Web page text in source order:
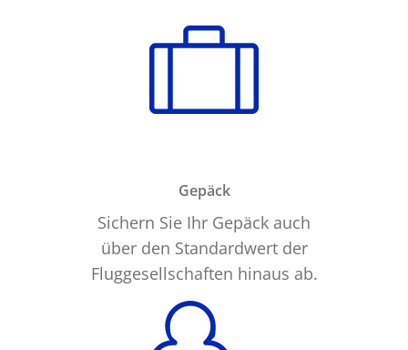
Gepäck
Sichern Sie Ihr Gepäck auch
über den Standardwert der
Fluggesellschaften hinaus ab.